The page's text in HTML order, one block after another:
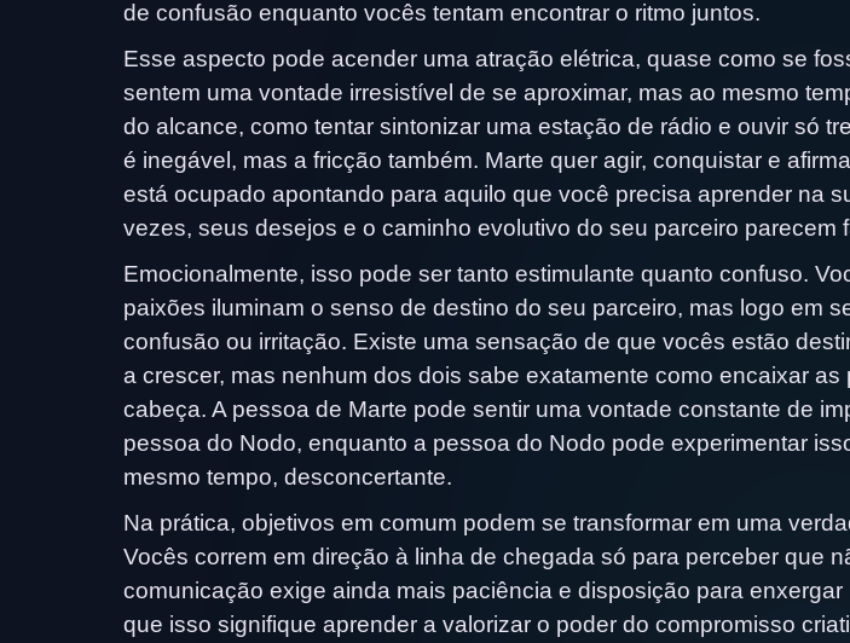
de confusão enquanto vocês tentam encontrar o ritmo juntos.
Esse aspecto pode acender uma atração elétrica, quase como se
sentem uma vontade irresistível de se aproximar, mas ao mesmo
do alcance, como tentar sintonizar uma estação de rádio e ouvir só
é inegável, mas a fricção também. Marte quer agir, conquistar e
está ocupado apontando para aquilo que você precisa aprender na
vezes, seus desejos e o caminho evolutivo do seu parceiro parecem
Emocionalmente, isso pode ser tanto estimulante quanto confuso.
paixões iluminam o senso de destino do seu parceiro, mas logo em
confusão ou irritação. Existe uma sensação de que vocês estão
a crescer, mas nenhum dos dois sabe exatamente como encaixar
cabeça. A pessoa de Marte pode sentir uma vontade constante de
pessoa do Nodo, enquanto a pessoa do Nodo pode experimentar
mesmo tempo, desconcertante.
Na prática, objetivos em comum podem se transformar em uma
Vocês correm em direção à linha de chegada só para perceber que
comunicação exige ainda mais paciência e disposição para
que isso signifique aprender a valorizar o poder do compromisso